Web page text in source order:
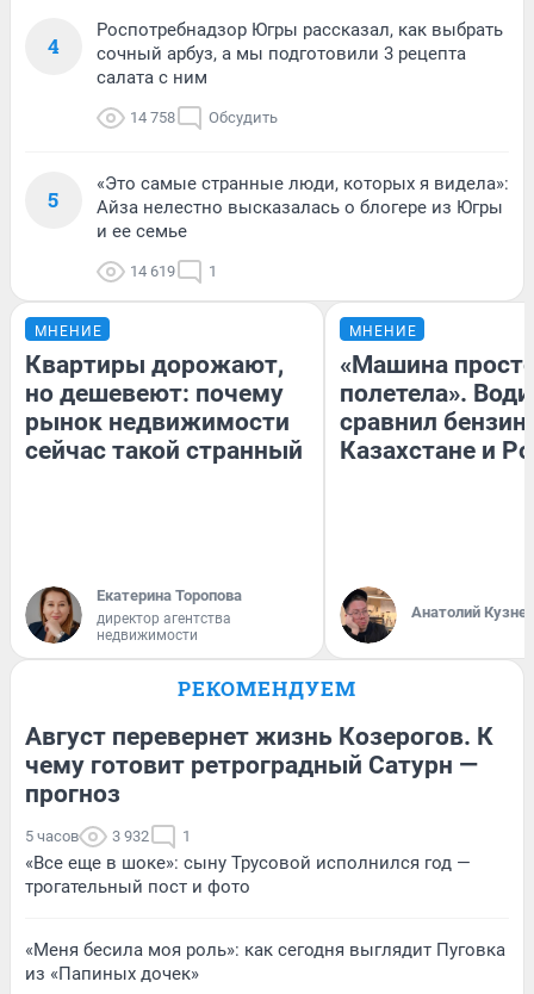
4
Роспотребнадзор Югры рассказал, как выбрать
сочный арбуз, а мы подготовили 3 рецепта
салата с ним
14 758 Обсудить
5
«Это самые странные люди, которых я видела»:
Айза нелестно высказалась о блогере из Югры
и ее семье
14 619 1
МНЕНИЕ
Квартиры дорожают,
но дешевеют: почему
рынок недвижимости
сейчас такой странный
Екатерина Торопова
директор агентства
недвижимости
МНЕНИЕ
«Машина
полетела».
сравнил бензин
Казахстане и
Анатолий
РЕКОМЕНДУЕМ
Август перевернет жизнь Козерогов. К
чему готовит ретроградный Сатурн —
прогноз
5 часов 3 932 1
«Все еще в шоке»: сыну Трусовой исполнился год —
трогательный пост и фото
«Меня бесила моя роль»: как сегодня выглядит Пуговка
из «Папиных дочек»